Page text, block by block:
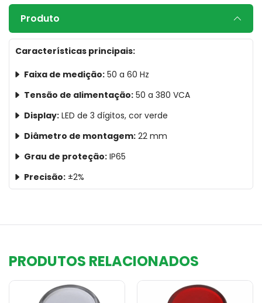
Produto
Características principais:
Faixa de medição: 50 a 60 Hz
Tensão de alimentação: 50 a 380 VCA
Display: LED de 3 dígitos, cor verde
Diâmetro de montagem: 22 mm
Grau de proteção: IP65
Precisão: ±2%
PRODUTOS RELACIONADOS